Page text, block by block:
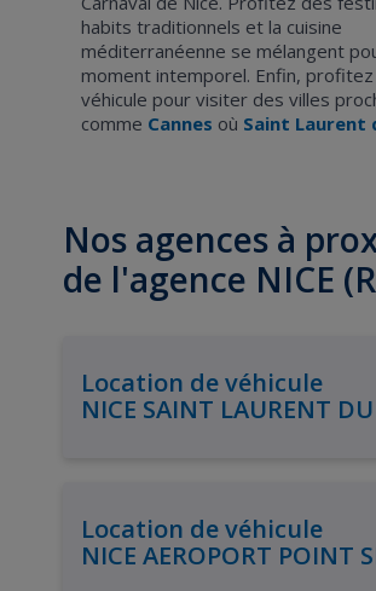
habits traditionnels et la cuisine
méditerranéenne se mélangent
moment intemporel. Enfin,
véhicule pour visiter des villes
comme Cannes où Saint Laurent
Nos agences à
de l'agence NICE
Location de véhicule
NICE SAINT LAURENT
Location de véhicule
NICE AEROPORT POINT